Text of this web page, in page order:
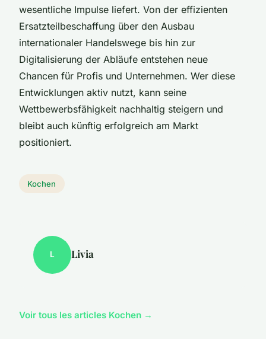
wesentliche Impulse liefert. Von der effizienten
Ersatzteilbeschaffung über den Ausbau
internationaler Handelswege bis hin zur
Digitalisierung der Abläufe entstehen neue
Chancen für Profis und Unternehmen. Wer diese
Entwicklungen aktiv nutzt, kann seine
Wettbewerbsfähigkeit nachhaltig steigern und
bleibt auch künftig erfolgreich am Markt
positioniert.
Kochen
L Livia
Voir tous les articles Kochen →